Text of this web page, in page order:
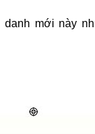
danh mới này